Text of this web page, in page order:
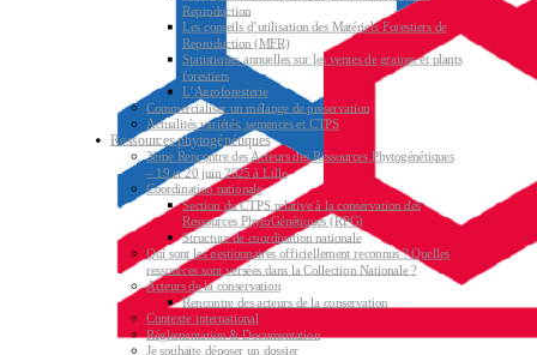
Reproduction
Les conseils d’utilisation des Matériels Forestiers de
Reproduction (MFR)
Statistiques annuelles sur les ventes de graines et plants
forestiers
L’Agroforesterie
Commercialiser un mélange de préservation
Actualités variétés, semences et CTPS
Ressources phytogénétiques
3ème Rencontre des Acteurs des Ressources Phytogénétiques
– 19 et 20 juin 2025 à Lille
Coordination nationale
Section du CTPS relative à la conservation des
Ressources PhytoGénétiques (RPG)
Structure de coordination nationale
Qui sont les gestionnaires officiellement reconnus ? Quelles
ressources sont versées dans la Collection Nationale ?
Acteurs de la conservation
Rencontre des acteurs de la conservation
Contexte international
Réglementation & Documentation
Je souhaite déposer un dossier